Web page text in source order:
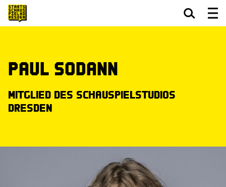
Paul Sodann
Mitglied des Schauspielstudios
Dresden